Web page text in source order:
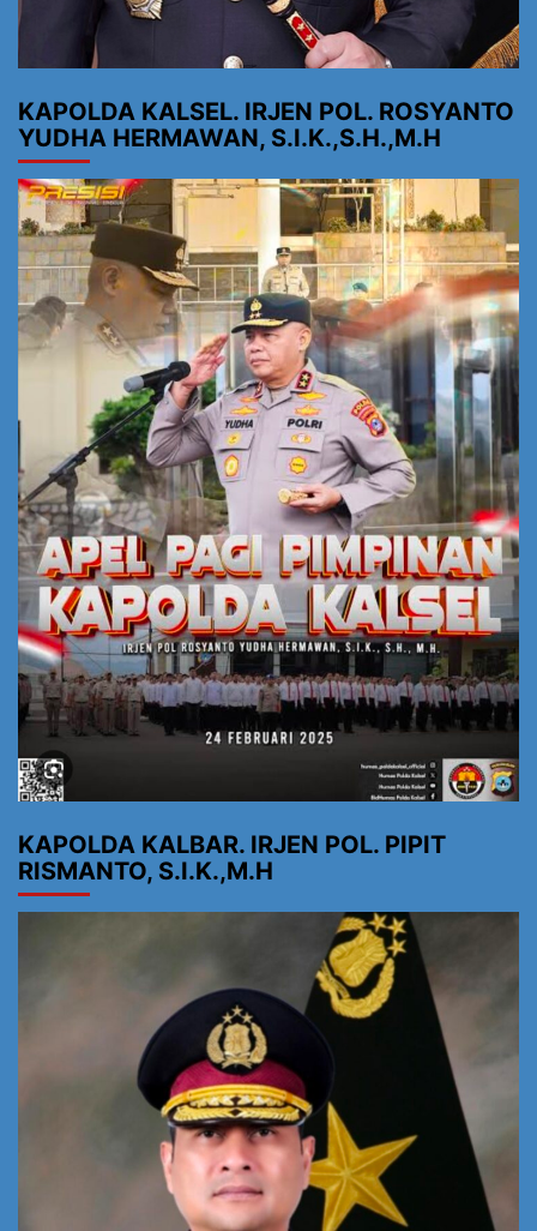
KAPOLDA KALSEL. IRJEN POL. ROSYANTO
YUDHA HERMAWAN, S.I.K.,S.H.,M.H
KAPOLDA KALBAR. IRJEN POL. PIPIT
RISMANTO, S.I.K.,M.H